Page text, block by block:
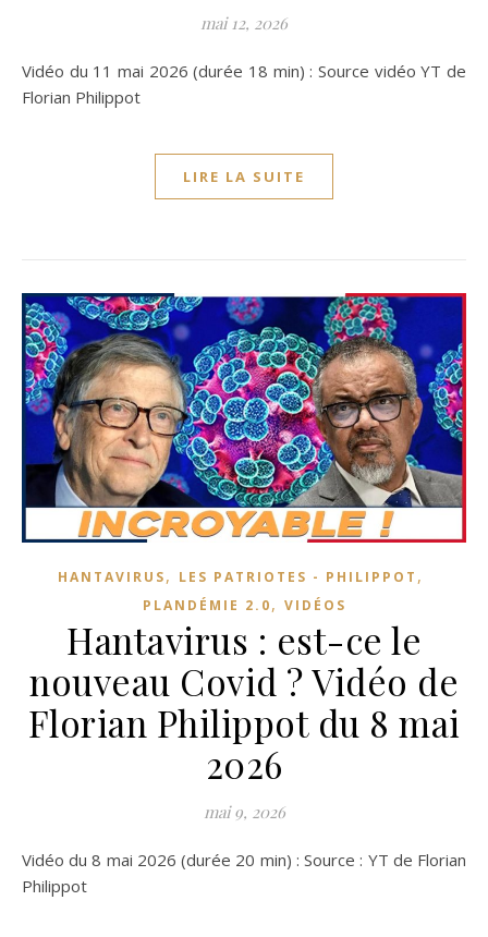
mai 12, 2026
Vidéo du 11 mai 2026 (durée 18 min) : Source vidéo YT de
Florian Philippot
LIRE LA SUITE
HANTAVIRUS, LES PATRIOTES - PHILIPPOT ,
PLANDÉMIE 2.0, VIDÉOS
Hantavirus : est-ce le
nouveau Covid ? Vidéo de
Florian Philippot du 8 mai
2026
mai 9, 2026
Vidéo du 8 mai 2026 (durée 20 min) : Source : YT de Florian
Philippot